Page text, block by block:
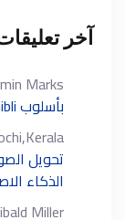
آخر
Marks
بأسلوب Ghibli باستخدام الذكاء الاصطناعي
الذكاء
Miller